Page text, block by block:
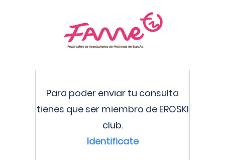
Para poder enviar tu consulta
tienes que ser miembro de EROSKI
club.
Identificate